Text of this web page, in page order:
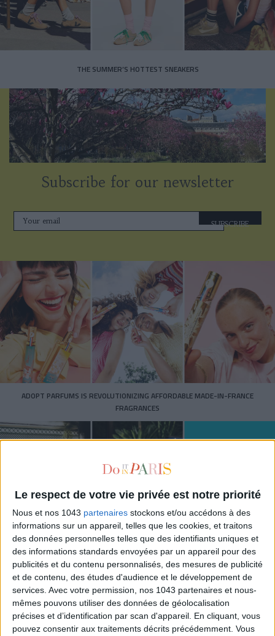
Le respect de votre vie privée est notre priorité
Nous et nos 1043 partenaires stockons et/ou accédons à des
informations sur un appareil, telles que les cookies, et traitons
des données personnelles telles que des identifiants uniques et
des informations standards envoyées par un appareil pour des
publicités et du contenu personnalisés, des mesures de publicité
et de contenu, des études d'audience et le développement de
services. Avec votre permission, nos 1043 partenaires et nous-
mêmes pouvons utiliser des données de géolocalisation
précises et d’identification par scan d'appareil. En cliquant, vous
pouvez consentir aux traitements décrits précédemment. Vous
THE SUMMER’S HOTTEST SNEAKERS
Subscribe for our newsletter
SUBSCRIBE
ADOPT PARFUMS IS REVOLUTIONIZING AFFORDABLE MADE-IN-FRANCE
FRAGRANCES
15 IDEAS FOR ENJOYING AUGUST IN PARIS